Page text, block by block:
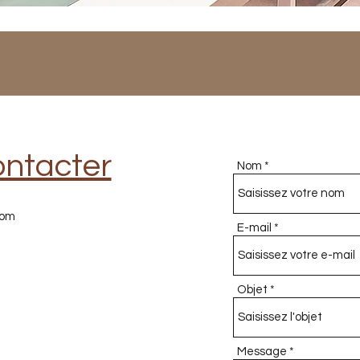
Nom
E-mail
Objet
Message